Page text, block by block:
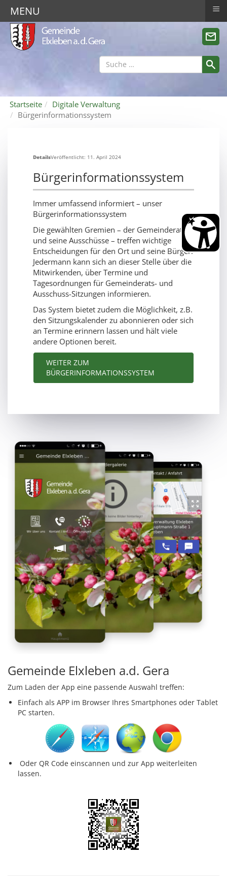
Startseite
Digitale Verwaltung
Bürgerinformationssystem
Bürgerinformationssystem
DetailsVeröffentlicht: 11. April 2024
Immer umfassend informiert – unser
Bürgerinformationssystem
Die gewählten Gremien – der Gemeinderat
und seine Ausschüsse – treffen wichtige
Entscheidungen für den Ort und seine Bürger.
Jedermann kann sich an dieser Stelle über die
Mitwirkenden, über Termine und
Tagesordnungen für Gemeinderats- und
Ausschuss-Sitzungen informieren.
Das System bietet zudem die Möglichkeit, z.B.
den Sitzungskalender zu abonnieren oder sich
an Termine erinnern lassen und hält viele
andere Optionen bereit.
WEITER ZUM
BÜRGERINFORMATIONSSYSTEM
Gemeinde Elxleben a.d. Gera
Zum Laden der App eine passende Auswahl treffen:
Einfach als APP im Browser Ihres Smartphones oder Tablet
PC starten.
Oder QR Code einscannen und zur App weiterleiten
lassen.
MENU ≡